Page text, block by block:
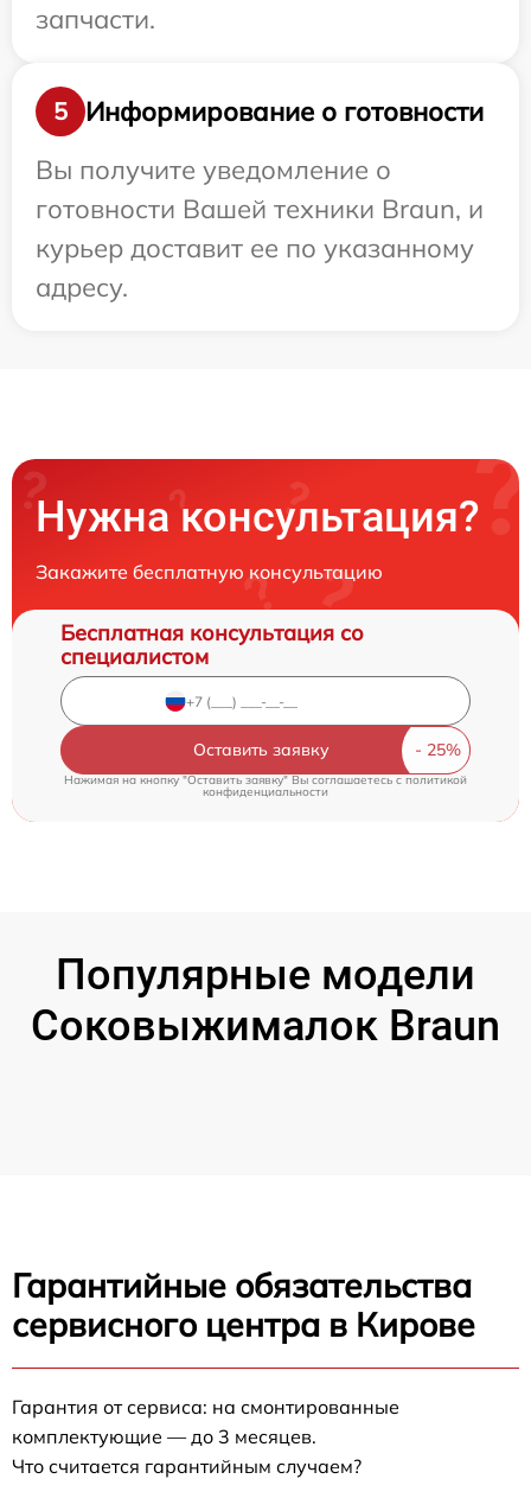
запчасти.
5
Информирование о готовности
Вы получите уведомление о
готовности Вашей техники Braun, и
курьер доставит ее по указанному
адресу.
Нужна консультация?
Закажите бесплатную консультацию
Бесплатная консультация со
специалистом
Оставить заявку
Нажимая на кнопку "Оставить заявку" Вы соглашаетесь cполитикой
конфиденциальности
Популярные модели
Соковыжималок Braun
Гарантийные обязательства
сервисного центра в Кирове
Гарантия от сервиса: на смонтированные
комплектующие — до 3 месяцев.
Что считается гарантийным случаем?